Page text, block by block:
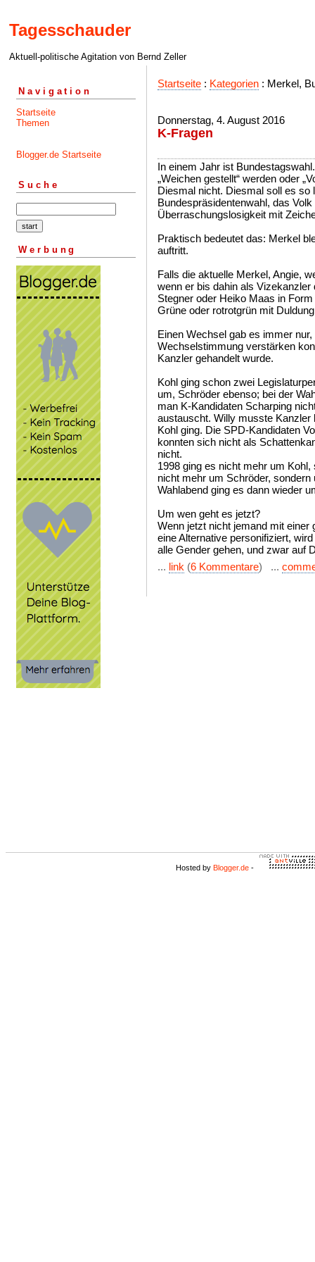
Tagesschauder
Aktuell-politische Agitation von Bernd Zeller
Navigation
Startseite
Themen
Blogger.de Startseite
Suche
Werbung
Startseite : Kategorien : Merkel,
Donnerstag, 4. August 2016
K-Fragen
In einem Jahr ist
„Weichen gestellt“ werden oder
Diesmal nicht. Diesmal soll es so
Bundespräsidentenwahl, das
Überraschungslosigkeit mit
Praktisch bedeutet das: Merkel
auftritt.
Falls die aktuelle Merkel, Angie,
wenn er bis dahin als
Stegner oder Heiko Maas in
Grüne oder rotrotgrün mit
Einen Wechsel gab es immer
Wechselstimmung verstärken
Kanzler gehandelt wurde.
Kohl ging schon zwei
um, Schröder ebenso; bei der
man K-Kandidaten Scharping
austauscht. Willy musste
Kohl ging. Die SPD-Kandidaten
konnten sich nicht als
nicht.
1998 ging es nicht mehr um
nicht mehr um Schröder,
Wahlabend ging es dann wieder
Um wen geht es jetzt?
Wenn jetzt nicht jemand mit einer
eine Alternative personifiziert,
alle Gender gehen, und zwar auf
... link (6 Kommentare) ...
Hosted by Blogger.de -